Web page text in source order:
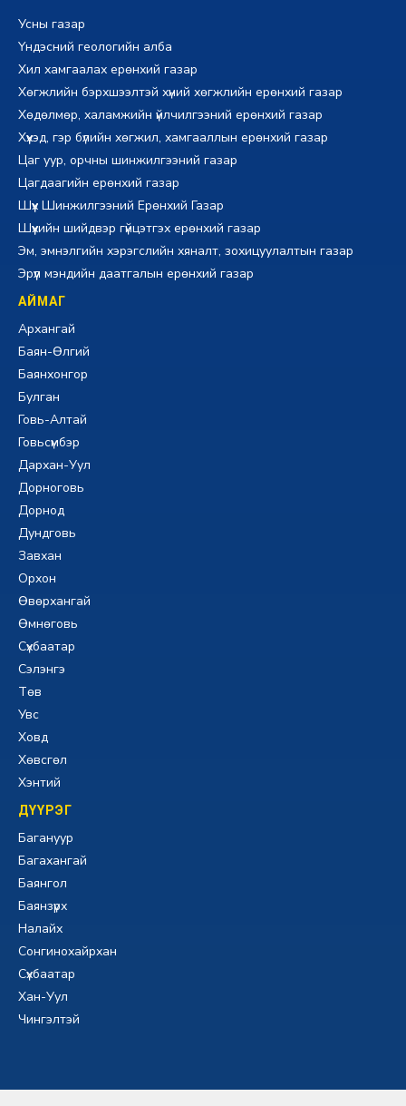
Усны газар
Үндэсний геологийн алба
Хил хамгаалах ерөнхий газар
Хөгжлийн бэрхшээлтэй хүний хөгжлийн ерөнхий газар
Хөдөлмөр, халамжийн үйлчилгээний ерөнхий газар
Хүүхэд, гэр бүлийн хөгжил, хамгааллын ерөнхий газар
Цаг уур, орчны шинжилгээний газар
Цагдаагийн ерөнхий газар
Шүүх Шинжилгээний Ерөнхий Газар
Шүүхийн шийдвэр гүйцэтгэх ерөнхий газар
Эм, эмнэлгийн хэрэгслийн хяналт, зохицуулалтын газар
Эрүүл мэндийн даатгалын ерөнхий газар
АЙМАГ
Архангай
Баян-Өлгий
Баянхонгор
Булган
Говь-Алтай
Говьсүмбэр
Дархан-Уул
Дорноговь
Дорнод
Дундговь
Завхан
Орхон
Өвөрхангай
Өмнөговь
Сүхбаатар
Сэлэнгэ
Төв
Увс
Ховд
Хөвсгөл
Хэнтий
ДҮҮРЭГ
Багануур
Багахангай
Баянгол
Баянзүрх
Налайх
Сонгинохайрхан
Сүхбаатар
Хан-Уул
Чингэлтэй